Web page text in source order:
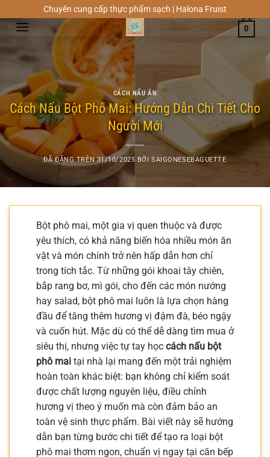
đến
Chuyên cung cấp thực phẩm sạch | Halona Fruist
0
CÁCH NẤU ĂN
Cách Nấu Bột Phô Mai: Hướng Dẫn Chi Tiết Cho
Người Mới
ĐÃ ĐĂNG TRÊN31/10/2025 BỞISAIGONESEBAGUETTE
Bột phô mai, một gia vị quen thuộc và được
yêu thích, có khả năng biến hóa nhiều món ăn
vặt và món chính trở nên hấp dẫn hơn chỉ
trong tích tắc. Từ những gói khoai tây chiên,
bắp rang bơ, mì gói, cho đến các món nướng
hay salad, bột phô mai luôn là lựa chọn hàng
đầu để tăng thêm hương vị đậm đà, béo ngậy
và cuốn hút. Mặc dù có thể dễ dàng tìm mua ở
siêu thị, nhưng việc tự tay học cách nấu bột
phô mai tại nhà lại mang đến một trải nghiệm
hoàn toàn khác biệt: bạn không chỉ kiểm soát
được chất lượng nguyên liệu, điều chỉnh
hương vị theo ý muốn mà còn đảm bảo an
toàn vệ sinh thực phẩm. Bài viết này sẽ hướng
dẫn bạn từng bước chi tiết để tạo ra loại bột
phô mai thơm ngon, chuẩn vị ngay tại căn bếp